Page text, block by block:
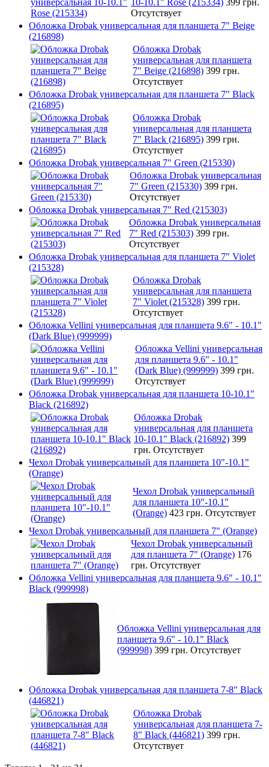
Отсутствует
Обложка Drobak универсальная для планшета 7" Beige
(216898)
Обложка Drobak
универсальная для планшета
7" Beige (216898) 399 грн.
Отсутствует
Обложка Drobak универсальная для планшета 7" Black
(216895)
Обложка Drobak
универсальная для планшета
7" Black (216895) 399 грн.
Отсутствует
Обложка Drobak универсальная 7" Green (215330)
Обложка Drobak универсальная
7" Green (215330) 399 грн.
Отсутствует
Обложка Drobak универсальная 7" Red (215303)
Обложка Drobak универсальная
7" Red (215303) 399 грн.
Отсутствует
Обложка Drobak универсальная для планшета 7" Violet
(215328)
Обложка Drobak
универсальная для планшета
7" Violet (215328) 399 грн.
Отсутствует
Обложка Vellini универсальная для планшета 9.6" - 10.1"
(Dark Blue) (999999)
Обложка Vellini универсальная
для планшета 9.6" - 10.1"
(Dark Blue) (999999) 399 грн.
Отсутствует
Обложка Drobak универсальная для планшета 10-10.1"
Black (216892)
Обложка Drobak
универсальная для планшета
10-10.1" Black (216892) 399
грн. Отсутствует
Чехол Drobak универсальный для планшета 10"-10.1"
(Orange)
Чехол Drobak универсальный
для планшета 10"-10.1"
(Orange) 423 грн. Отсутствует
Чехол Drobak универсальный для планшета 7" (Orange)
Чехол Drobak универсальный
для планшета 7" (Orange) 176
грн. Отсутствует
Обложка Vellini универсальная для планшета 9.6" - 10.1"
Black (999998)
Обложка Vellini универсальная для
планшета 9.6" - 10.1" Black
(999998) 399 грн. Отсутствует
Обложка Drobak универсальная для планшета 7-8" Black
(446821)
Обложка Drobak
универсальная для планшета 7-
8" Black (446821) 399 грн.
Отсутствует